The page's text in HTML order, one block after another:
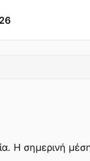
Η σημερινή